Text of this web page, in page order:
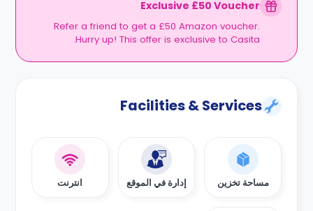
Exclusive £50 Voucher
Refer a friend to get a £50 Amazon voucher.
Hurry up! This offer is exclusive to Casita.
Facilities & Services
مساحة تخزين إدارة في الموقع انترنت